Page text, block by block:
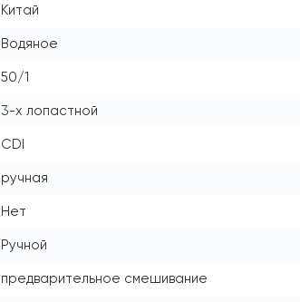
Китай
Водяное
50/1
3-х лопастной
CDI
ручная
Нет
Ручной
предварительное смешивание